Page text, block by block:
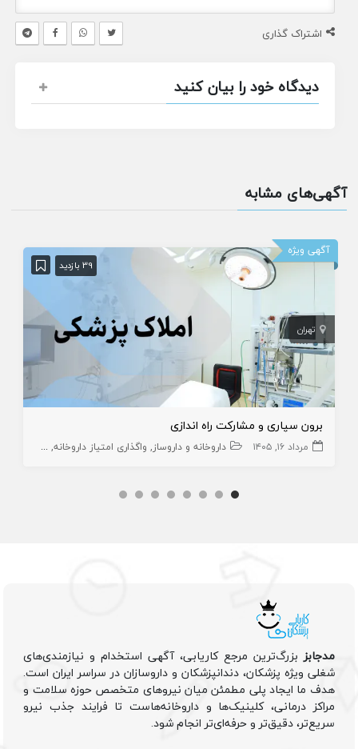
اشتراک گذاری
دیدگاه خود را بیان کنید
آگهی‌های مشابه
آگهی ویژه
39 بازدید
تهران
برون سپاری و مشارکت راه اندازی
مرداد ۱۶, ۱۴۰۵ داروخانه و داروساز واگذاری امتیاز داروخانه سهام
مدجابزبزرگ‌ترین مرجع کاریابی، آگهی استخدام و نیازمندی‌های
شغلی ویژه پزشکان، دندانپزشکان و داروسازان در سراسر ایران است.
هدف ما ایجاد پلی مطمئن میان نیروهای متخصص حوزه سلامت و
مراکز درمانی، کلینیک‌ها و داروخانه‌هاست تا فرایند جذب نیرو
سریع‌تر، دقیق‌تر و حرفه‌ای‌تر انجام شود.